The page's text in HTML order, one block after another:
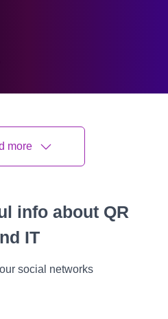
nhật lần cuối28 April 2026
more
info about QR
IT
social networks